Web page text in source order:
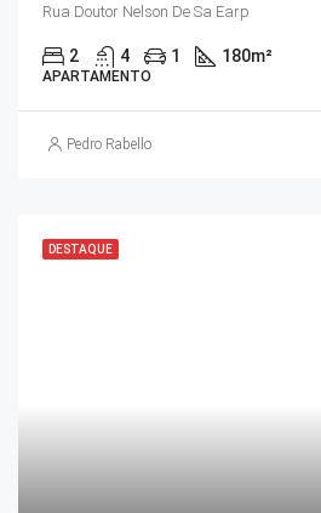
Rua Doutor Nelson De Sa Earp
2 4 1 180m²
APARTAMENTO
Pedro Rabello
DESTAQUE